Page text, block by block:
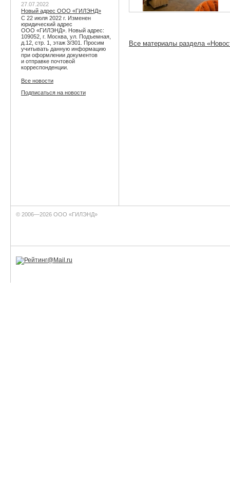
Все материалы раздела
27.07.2022
Новый адрес ООО «ГИЛЭНД»
С 22 июля 2022 г. Изменен
юридический адрес
ООО «ГИЛЭНД». Новый адрес:
109052, г. Москва, ул. Подъемная,
д.12, стр. 1, этаж 3/301. Просим
учитывать данную информацию
при оформлении документов
и отправке почтовой
корреспонденции.
Все новости
Подписаться на новости
© 2006—2026 ООО «ГИЛЭНД»